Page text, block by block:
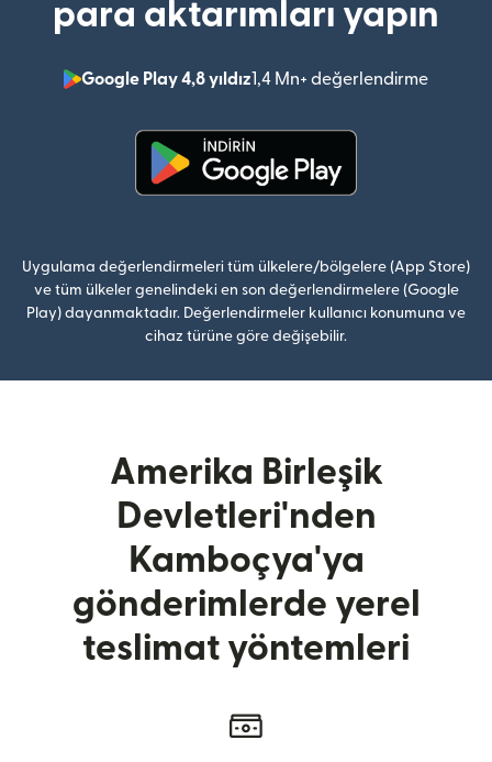
para aktarımları yapın
Google Play 4,8 yıldız1,4 Mn+ değerlendirme
Uygulama değerlendirmeleri tüm ülkelere/bölgelere (App Store)
ve tüm ülkeler genelindeki en son değerlendirmelere (Google
Play) dayanmaktadır. Değerlendirmeler kullanıcı konumuna ve
cihaz türüne göre değişebilir.
Amerika Birleşik
Devletleri'nden
Kamboçya'ya
gönderimlerde yerel
teslimat yöntemleri